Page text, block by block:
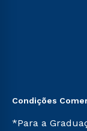
Condições
*Para a